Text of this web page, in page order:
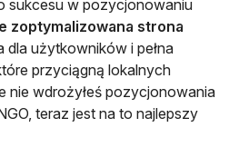
sukcesu w pozycjonowaniu
zoptymalizowana strona
dla użytkowników i pełna
przyciągną lokalnych
nie wdrożyłeś pozycjonowania
teraz jest na to najlepszy